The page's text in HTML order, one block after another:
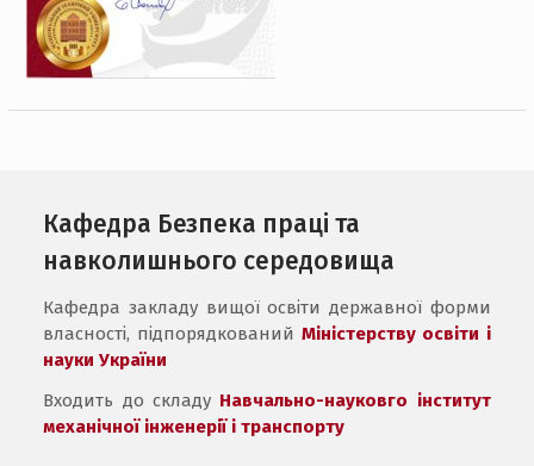
Кафедра Безпека праці та
навколишнього середовища
Кафедра закладу вищої освіти державної форми
власності, підпорядкований Міністерству освіти і
науки України
Входить до складу Навчально-науковго інститут
механічної інженерії і транспорту